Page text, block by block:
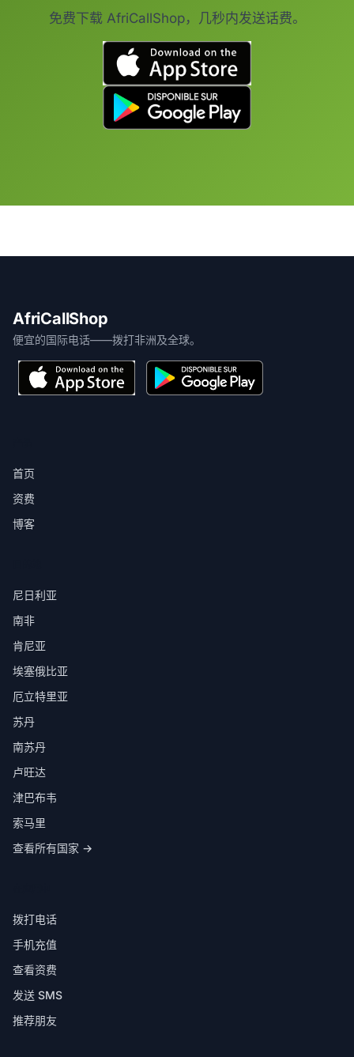
免费下载 AfriCallShop，几秒内发送话费。
AfriCallShop
便宜的国际电话——拨打非洲及全球。
首页
资费
博客
尼日利亚
南非
肯尼亚
埃塞俄比亚
厄立特里亚
苏丹
南苏丹
卢旺达
津巴布韦
索马里
查看所有国家 →
拨打电话
手机充值
查看资费
发送 SMS
推荐朋友